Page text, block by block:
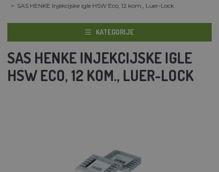
SAS HENKE Injekcijske igle HSW Eco, 12 kom., Luer-Lock
KATEGORIJE
SAS HENKE INJEKCIJSKE IGLE
HSW ECO, 12 KOM., LUER-LOCK